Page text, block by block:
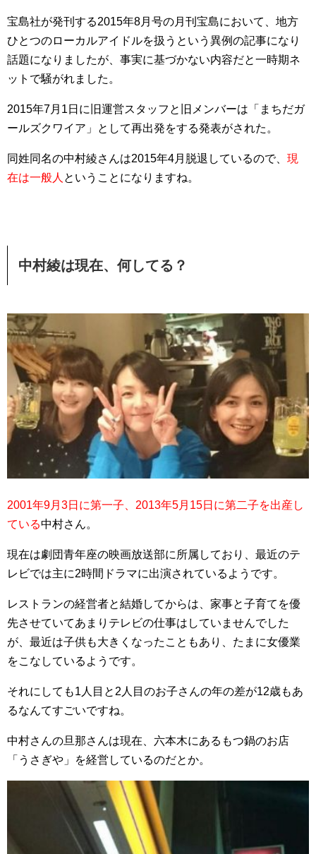
宝島社が発刊する2015年8月号の月刊宝島において、地方
ひとつのローカルアイドルを扱うという異例の記事になり
話題になりましたが、事実に基づかない内容だと一時期ネ
ットで騒がれました。
2015年7月1日に旧運営スタッフと旧メンバーは「まちだガ
ールズクワイア」として再出発をする発表がされた。
同姓同名の中村綾さんは2015年4月脱退しているので、 現
在は一般人 ということになりますね。
中村綾は現在、何してる？
2001年9月3日に第一子、2013年5月15日に第二子を出産し
ている中村さん。
現在は劇団青年座の映画放送部に所属しており、最近のテ
レビでは主に2時間ドラマに出演されているようです。
レストランの経営者と結婚してからは、家事と子育てを優
先させていてあまりテレビの仕事はしていませんでした
が、最近は子供も大きくなったこともあり、たまに女優業
をこなしているようです。
それにしても1人目と2人目のお子さんの年の差が12歳もあ
るなんてすごいですね。
中村さんの旦那さんは現在、六本木にあるもつ鍋のお店
「うさぎや」を経営しているのだとか。